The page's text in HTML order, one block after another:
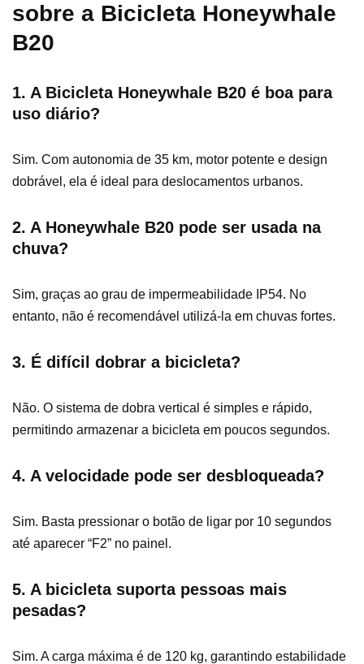
sobre a Bicicleta Honeywhale
B20
1. A Bicicleta Honeywhale B20 é boa para
uso diário?
Sim. Com autonomia de 35 km, motor potente e design
dobrável, ela é ideal para deslocamentos urbanos.
2. A Honeywhale B20 pode ser usada na
chuva?
Sim, graças ao grau de impermeabilidade IP54. No
entanto, não é recomendável utilizá-la em chuvas fortes.
3. É difícil dobrar a bicicleta?
Não. O sistema de dobra vertical é simples e rápido,
permitindo armazenar a bicicleta em poucos segundos.
4. A velocidade pode ser desbloqueada?
Sim. Basta pressionar o botão de ligar por 10 segundos
até aparecer “F2” no painel.
5. A bicicleta suporta pessoas mais
pesadas?
Sim. A carga máxima é de 120 kg, garantindo estabilidade